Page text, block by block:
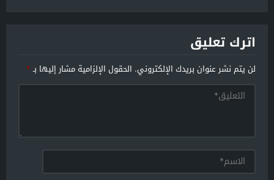
اترك تعليق
لن يتم نشر عنوان بريدك الإلكتروني. الحقول الإلزامية مشار إليها بـ*